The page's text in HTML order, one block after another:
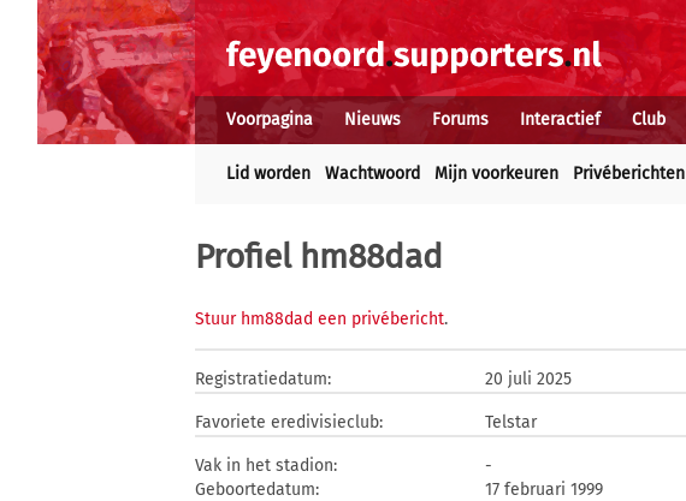
Voorpagina Nieuws Forums Interactief Club
Lid worden Wachtwoord Mijn voorkeuren Privéberichten
Profiel hm88dad
Stuur hm88dad een privébericht.
Registratiedatum: 20 juli 2025
Favoriete eredivisieclub: Telstar
Vak in het stadion:
-
Geboortedatum:
17 februari 1999